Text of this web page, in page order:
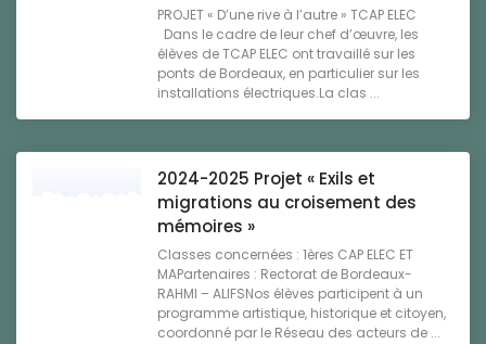
PROJET « D’une rive à l’autre » TCAP ELEC
Dans le cadre de leur chef d’œuvre, les
élèves de TCAP ELEC ont travaillé sur les
ponts de Bordeaux, en particulier sur les
installations électriques.La clas ...
2024-2025 Projet « Exils et
migrations au croisement des
mémoires »
Classes concernées : 1ères CAP ELEC ET
MAPartenaires : Rectorat de Bordeaux-
RAHMI – ALIFSNos élèves participent à un
programme artistique, historique et citoyen,
coordonné par le Réseau des acteurs de ...